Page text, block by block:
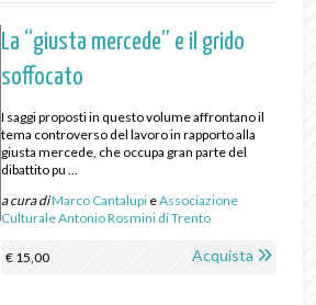
La “giusta mercede” e il grido
soffocato
I saggi proposti in questo volume affrontano il
tema controverso del lavoro in rapporto alla
giusta mercede, che occupa gran parte del
dibattito pu ...
a cura diMarco Cantalupi eAssociazione
Culturale Antonio Rosmini di Trento
€ 15,00 Acquista